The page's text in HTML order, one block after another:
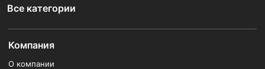
Все категории
Компания
О компании